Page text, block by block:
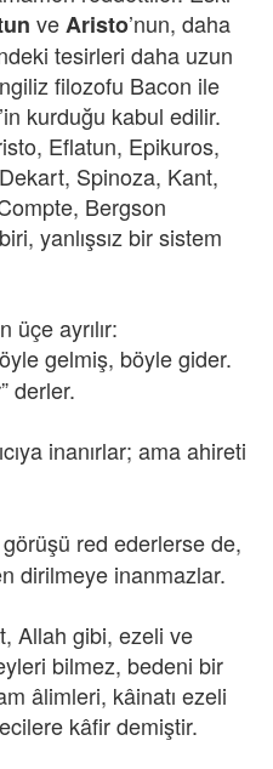
veAristo’nun, daha
tesirleri daha uzun
filozofu Bacon ile
kurduğu kabul edilir.
Eflatun, Epikuros,
Spinoza, Kant,
Bergson
yanlışsız bir sistem
üçe ayrılır:
gelmiş, böyle gider.
derler.
inanırlar; ama ahireti
red ederlerse de,
dirilmeye inanmazlar.
Allah gibi, ezeli ve
bilmez, bedeni bir
âlimleri, kâinatı ezeli
kâfir demiştir.